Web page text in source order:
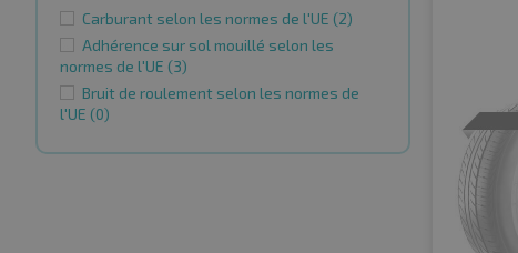
Carburant selon les normes de l'UE (2)
Adhérence sur sol mouillé selon les
normes de l'UE (3)
Bruit de roulement selon les normes de
l'UE (0)